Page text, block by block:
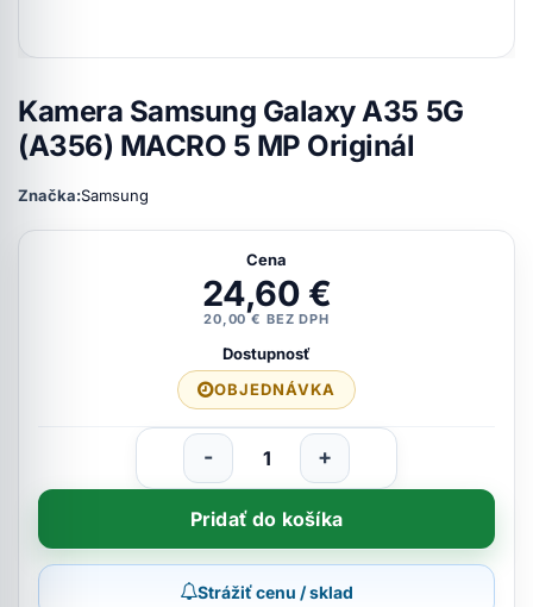
Kamera Samsung Galaxy A35 5G
(A356) MACRO 5 MP Originál
Značka:Samsung
Cena
24,60 €
20,00 € BEZ DPH
Dostupnosť
OBJEDNÁVKA
- +
Pridať do košíka
Strážiť cenu / sklad